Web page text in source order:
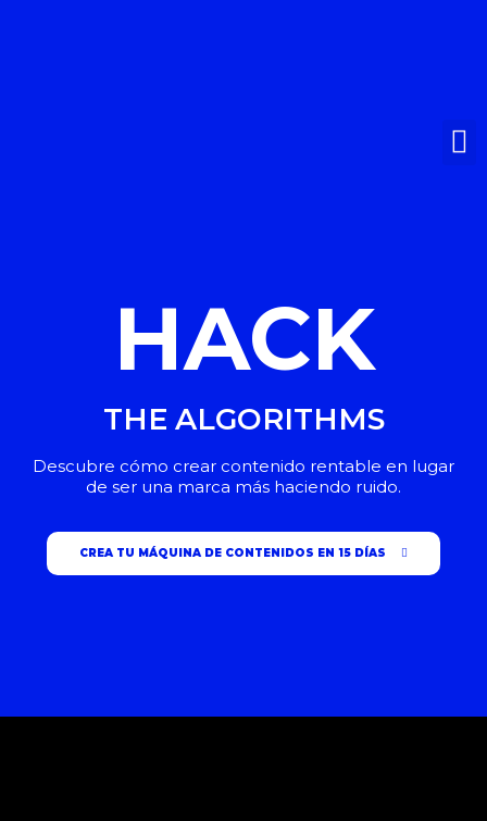
HACK
THE ALGORITHMS
Descubre cómo crear contenido rentable en lugar
de ser una marca más haciendo ruido.
CREA TU MÁQUINA DE CONTENIDOS EN 15 DÍAS